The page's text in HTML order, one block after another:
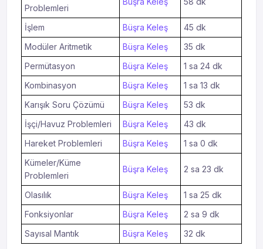
Problemleri
İşlem Büşra Keleş
45 dk
Modüler Aritmetik
Büşra Keleş
35 dk
Permütasyon
Büşra Keleş
1 sa 24 dk
Kombinasyon
Büşra Keleş
1 sa 13 dk
Karışık Soru Çözümü
Büşra Keleş
53 dk
İşçi/Havuz Problemleri
Büşra Keleş
43 dk
Hareket Problemleri
Büşra Keleş
1 sa 0 dk
Kümeler/Küme
Problemleri
Büşra Keleş 2 sa 23 dk
Olasılık Büşra Keleş
1 sa 25 dk
Fonksiyonlar
Büşra Keleş
2 sa 9 dk
Sayısal Mantık
Büşra Keleş 32 dk